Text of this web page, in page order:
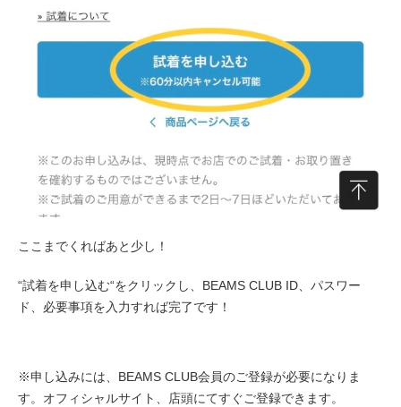
ここまでくればあと少し！
“試着を申し込む“をクリックし、BEAMS CLUB ID、パスワー
ド、必要事項を入力すれば完了です！
※申し込みには、BEAMS CLUB会員のご登録が必要になりま
す。オフィシャルサイト、店頭にてすぐご登録できます。